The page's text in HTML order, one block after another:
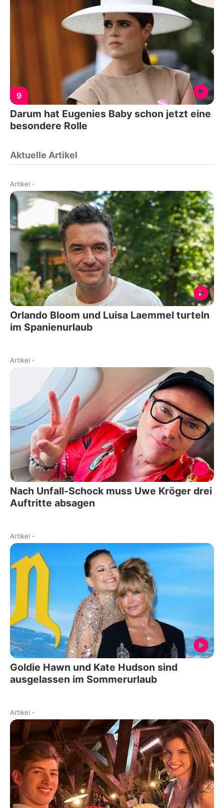
9
Darum hat Eugenies Baby schon jetzt eine
besondere Rolle
Aktuelle Artikel
Artikel -
Orlando Bloom und Luisa Laemmel turteln
im Spanienurlaub
Artikel -
Nach Unfall-Schock muss Uwe Kröger drei
Auftritte absagen
Artikel -
Goldie Hawn und Kate Hudson sind
ausgelassen im Sommerurlaub
Artikel -